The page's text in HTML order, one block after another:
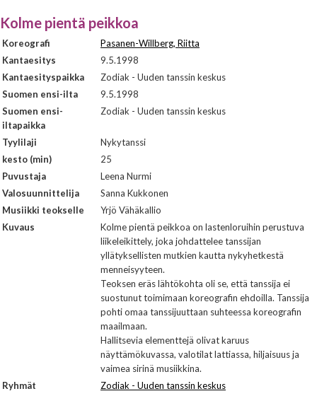
Kolme pientä peikkoa
Koreografi
Pasanen-Willberg, Riitta
Kantaesitys
9.5.1998
Kantaesityspaikka
Zodiak - Uuden tanssin keskus
Suomen ensi-ilta
9.5.1998
Suomen ensi-
iltapaikka
Zodiak - Uuden tanssin keskus
Tyylilaji
Nykytanssi
kesto (min)
25
Puvustaja
Leena Nurmi
Valosuunnittelija
Sanna Kukkonen
Musiikki teokselle
Yrjö Vähäkallio
Kuvaus
Kolme pientä peikkoa on lastenloruihin perustuva
liikeleikittely, joka johdattelee tanssijan
yllätyksellisten mutkien kautta nykyhetkestä
menneisyyteen.
Teoksen eräs lähtökohta oli se, että tanssija ei
suostunut toimimaan koreografin ehdoilla. Tanssija
pohti omaa tanssijuuttaan suhteessa koreografin
maailmaan.
Hallitsevia elementtejä olivat karuus
näyttämökuvassa, valotilat lattiassa, hiljaisuus ja
vaimea sirinä musiikkina.
Ryhmät
Zodiak - Uuden tanssin keskus